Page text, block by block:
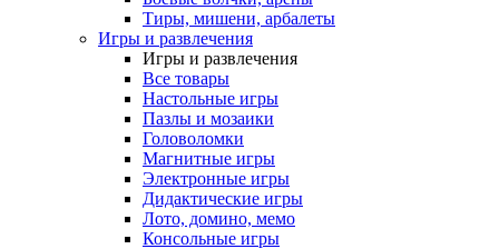
Тиры, мишени, арбалеты
Игры и развлечения
Игры и развлечения
Все товары
Настольные игры
Пазлы и мозаики
Головоломки
Магнитные игры
Электронные игры
Дидактические игры
Лото, домино, мемо
Консольные игры